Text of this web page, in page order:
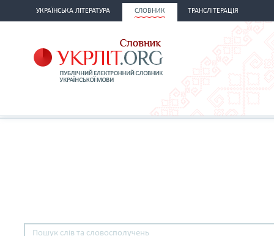
УКРАЇНСЬКА ЛІТЕРАТУРА СЛОВНИК ТРАНСЛІТЕРАЦІЯ